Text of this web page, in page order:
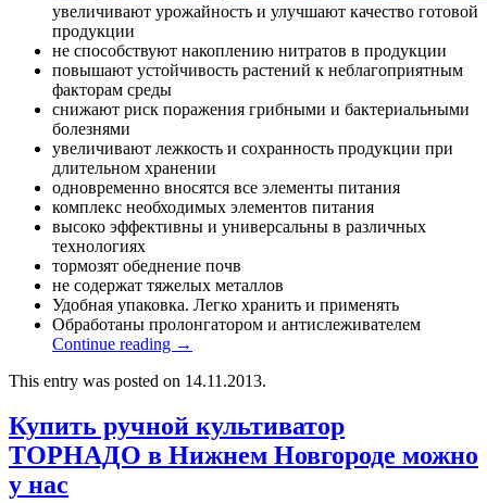
увеличивают урожайность и улучшают качество готовой
продукции
не способствуют накоплению нитратов в продукции
повышают устойчивость растений к неблагоприятным
факторам среды
снижают риск поражения грибными и бактериальными
болезнями
увеличивают лежкость и сохранность продукции при
длительном хранении
одновременно вносятся все элементы питания
комплекс необходимых элементов питания
высоко эффективны и универсальны в различных
технологиях
тормозят обеднение почв
не содержат тяжелых металлов
Удобная упаковка. Легко хранить и применять
Обработаны пролонгатором и антислеживателем
Continue reading →
This entry was posted on 14.11.2013.
Купить ручной культиватор
ТОРНАДО в Нижнем Новгороде можно
у нас